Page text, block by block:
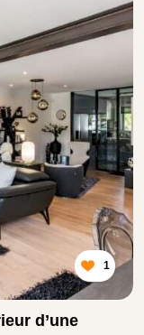
1
d’une